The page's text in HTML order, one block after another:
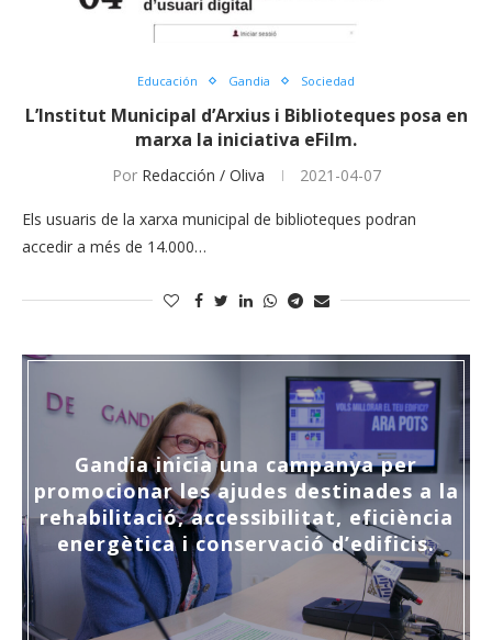
Educación Gandia Sociedad
L’Institut Municipal d’Arxius i Biblioteques posa en
marxa la iniciativa eFilm.
Por Redacción / Oliva 2021-04-07
Els usuaris de la xarxa municipal de biblioteques podran
accedir a més de 14.000…
Gandia inicia una campanya per
promocionar les ajudes destinades a la
rehabilitació, accessibilitat, eficiència
energètica i conservació d’edificis.